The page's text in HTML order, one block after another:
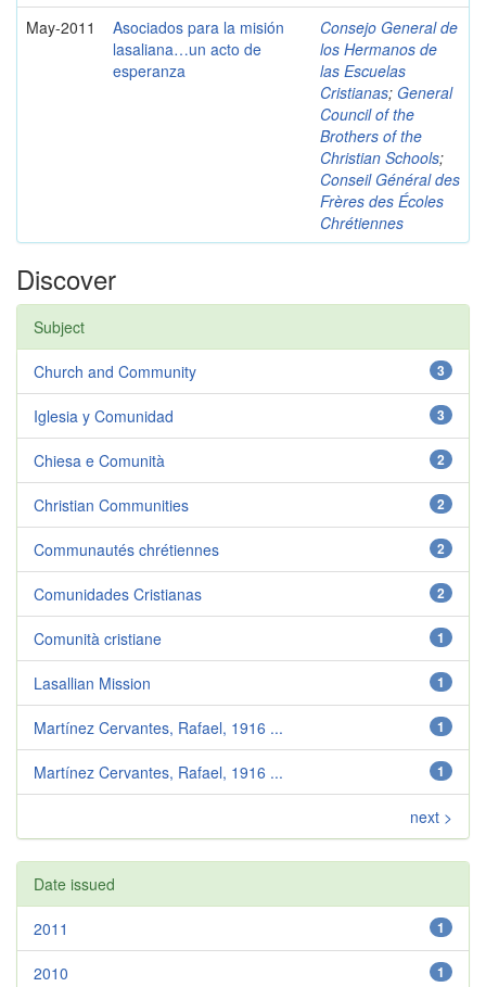
May-2011
Asociados para la misión
lasaliana…un acto de
esperanza
Consejo General de
los Hermanos de
las Escuelas
Cristianas; General
Council of the
Brothers of the
Christian Schools;
Conseil Général des
Frères des Écoles
Chrétiennes
Discover
Subject
3
Church and Community
3
Iglesia y Comunidad
2
Chiesa e Comunità
2
Christian Communities
2
Communautés chrétiennes
2
Comunidades Cristianas
1
Comunità cristiane
1
Lasallian Mission
1
Martínez Cervantes, Rafael, 1916 ...
1
Martínez Cervantes, Rafael, 1916 ...
next >
Date issued
1
2011
1
2010